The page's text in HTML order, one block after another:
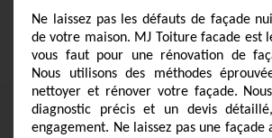
Ne laissez pas les défauts de façade
de votre maison. MJ Toiture facade est
vous faut pour une rénovation de
Nous utilisons des méthodes
nettoyer et rénover votre façade.
diagnostic précis et un devis
engagement. Ne laissez pas une façade